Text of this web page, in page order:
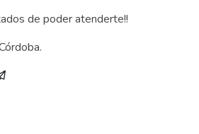
de poder atenderte!!